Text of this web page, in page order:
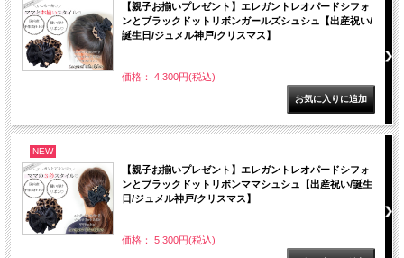
【親子お揃いプレゼント】エレガントレオパードシフォ
ンとブラックドットリボンガールズシュシュ【出産祝い/
誕生日/ジュメル神戸/クリスマス】
価格： 4,300円(税込)
NEW
【親子お揃いプレゼント】エレガントレオパードシフォ
ンとブラックドットリボンママシュシュ【出産祝い/誕生
日/ジュメル神戸/クリスマス】
価格： 5,300円(税込)